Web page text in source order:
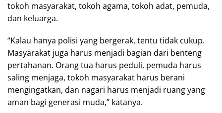
tokoh masyarakat, tokoh agama, tokoh adat, pemuda,
dan keluarga.
“Kalau hanya polisi yang bergerak, tentu tidak cukup.
Masyarakat juga harus menjadi bagian dari benteng
pertahanan. Orang tua harus peduli, pemuda harus
saling menjaga, tokoh masyarakat harus berani
mengingatkan, dan nagari harus menjadi ruang yang
aman bagi generasi muda,” katanya.